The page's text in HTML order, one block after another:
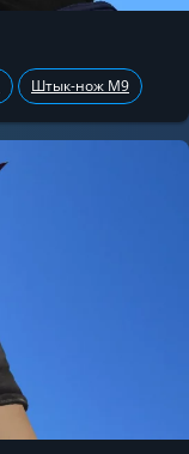
Штык-нож М9